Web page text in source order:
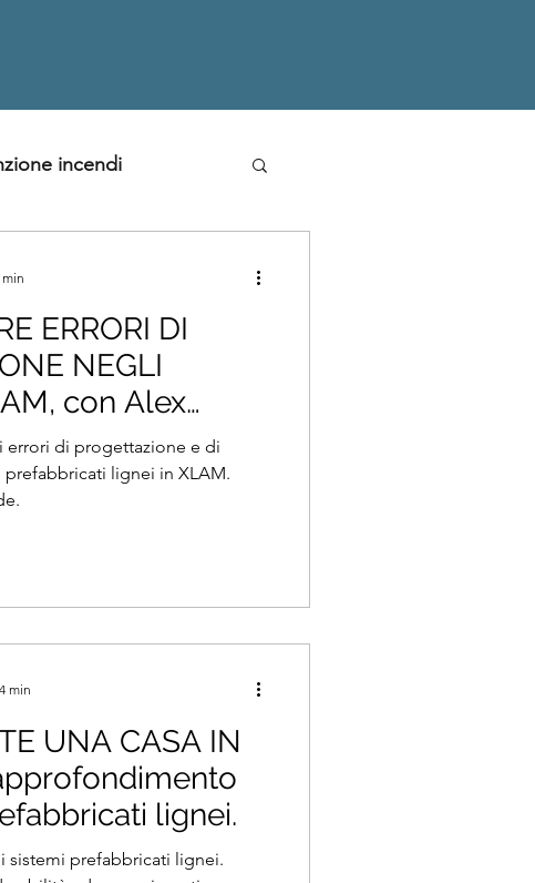
incendi
ERRORI DI
NEGLI
con Alex
WoodLab
errori di progettazione e di
lignei in XLAM.
UNA CASA IN
lignei.
sistemi prefabbricati lignei.
min